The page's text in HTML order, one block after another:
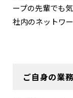
ープの先輩でも
社内のネットワ
ご自身の業